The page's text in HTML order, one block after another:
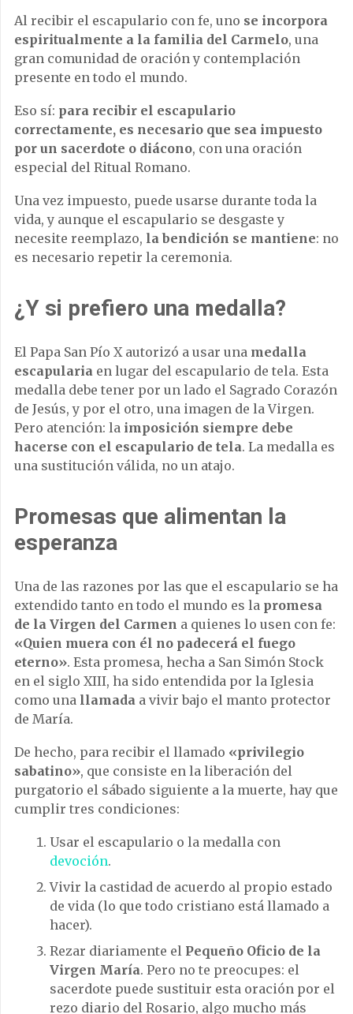
Al recibir el escapulario con fe, uno se incorpora
espiritualmente a la familia del Carmelo, una
gran comunidad de oración y contemplación
presente en todo el mundo.
Eso sí: para recibir el escapulario
correctamente, es necesario que sea impuesto
por un sacerdote o diácono, con una oración
especial del Ritual Romano.
Una vez impuesto, puede usarse durante toda la
vida, y aunque el escapulario se desgaste y
necesite reemplazo, la bendición se mantiene: no
es necesario repetir la ceremonia.
¿Y si prefiero una medalla?
El Papa San Pío X autorizó a usar una medalla
escapularia en lugar del escapulario de tela. Esta
medalla debe tener por un lado el Sagrado Corazón
de Jesús, y por el otro, una imagen de la Virgen.
Pero atención: la imposición siempre debe
hacerse con el escapulario de tela. La medalla es
una sustitución válida, no un atajo.
Promesas que alimentan la
esperanza
Una de las razones por las que el escapulario se ha
extendido tanto en todo el mundo es la promesa
de la Virgen del Carmen a quienes lo usen con fe:
«Quien muera con él no padecerá el fuego
eterno». Esta promesa, hecha a San Simón Stock
en el siglo XIII, ha sido entendida por la Iglesia
como una llamada a vivir bajo el manto protector
de María.
De hecho, para recibir el llamado «privilegio
sabatino», que consiste en la liberación del
purgatorio el sábado siguiente a la muerte, hay que
cumplir tres condiciones:
Usar el escapulario o la medalla con
devoción.
Vivir la castidad de acuerdo al propio estado
de vida (lo que todo cristiano está llamado a
hacer).
Rezar diariamente el Pequeño Oficio de la
Virgen María. Pero no te preocupes: el
sacerdote puede sustituir esta oración por el
rezo diario del Rosario, algo mucho más